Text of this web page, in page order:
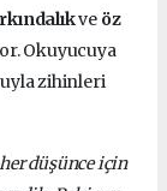
ve öz
Okuyucuya
zihinleri
düşünce için